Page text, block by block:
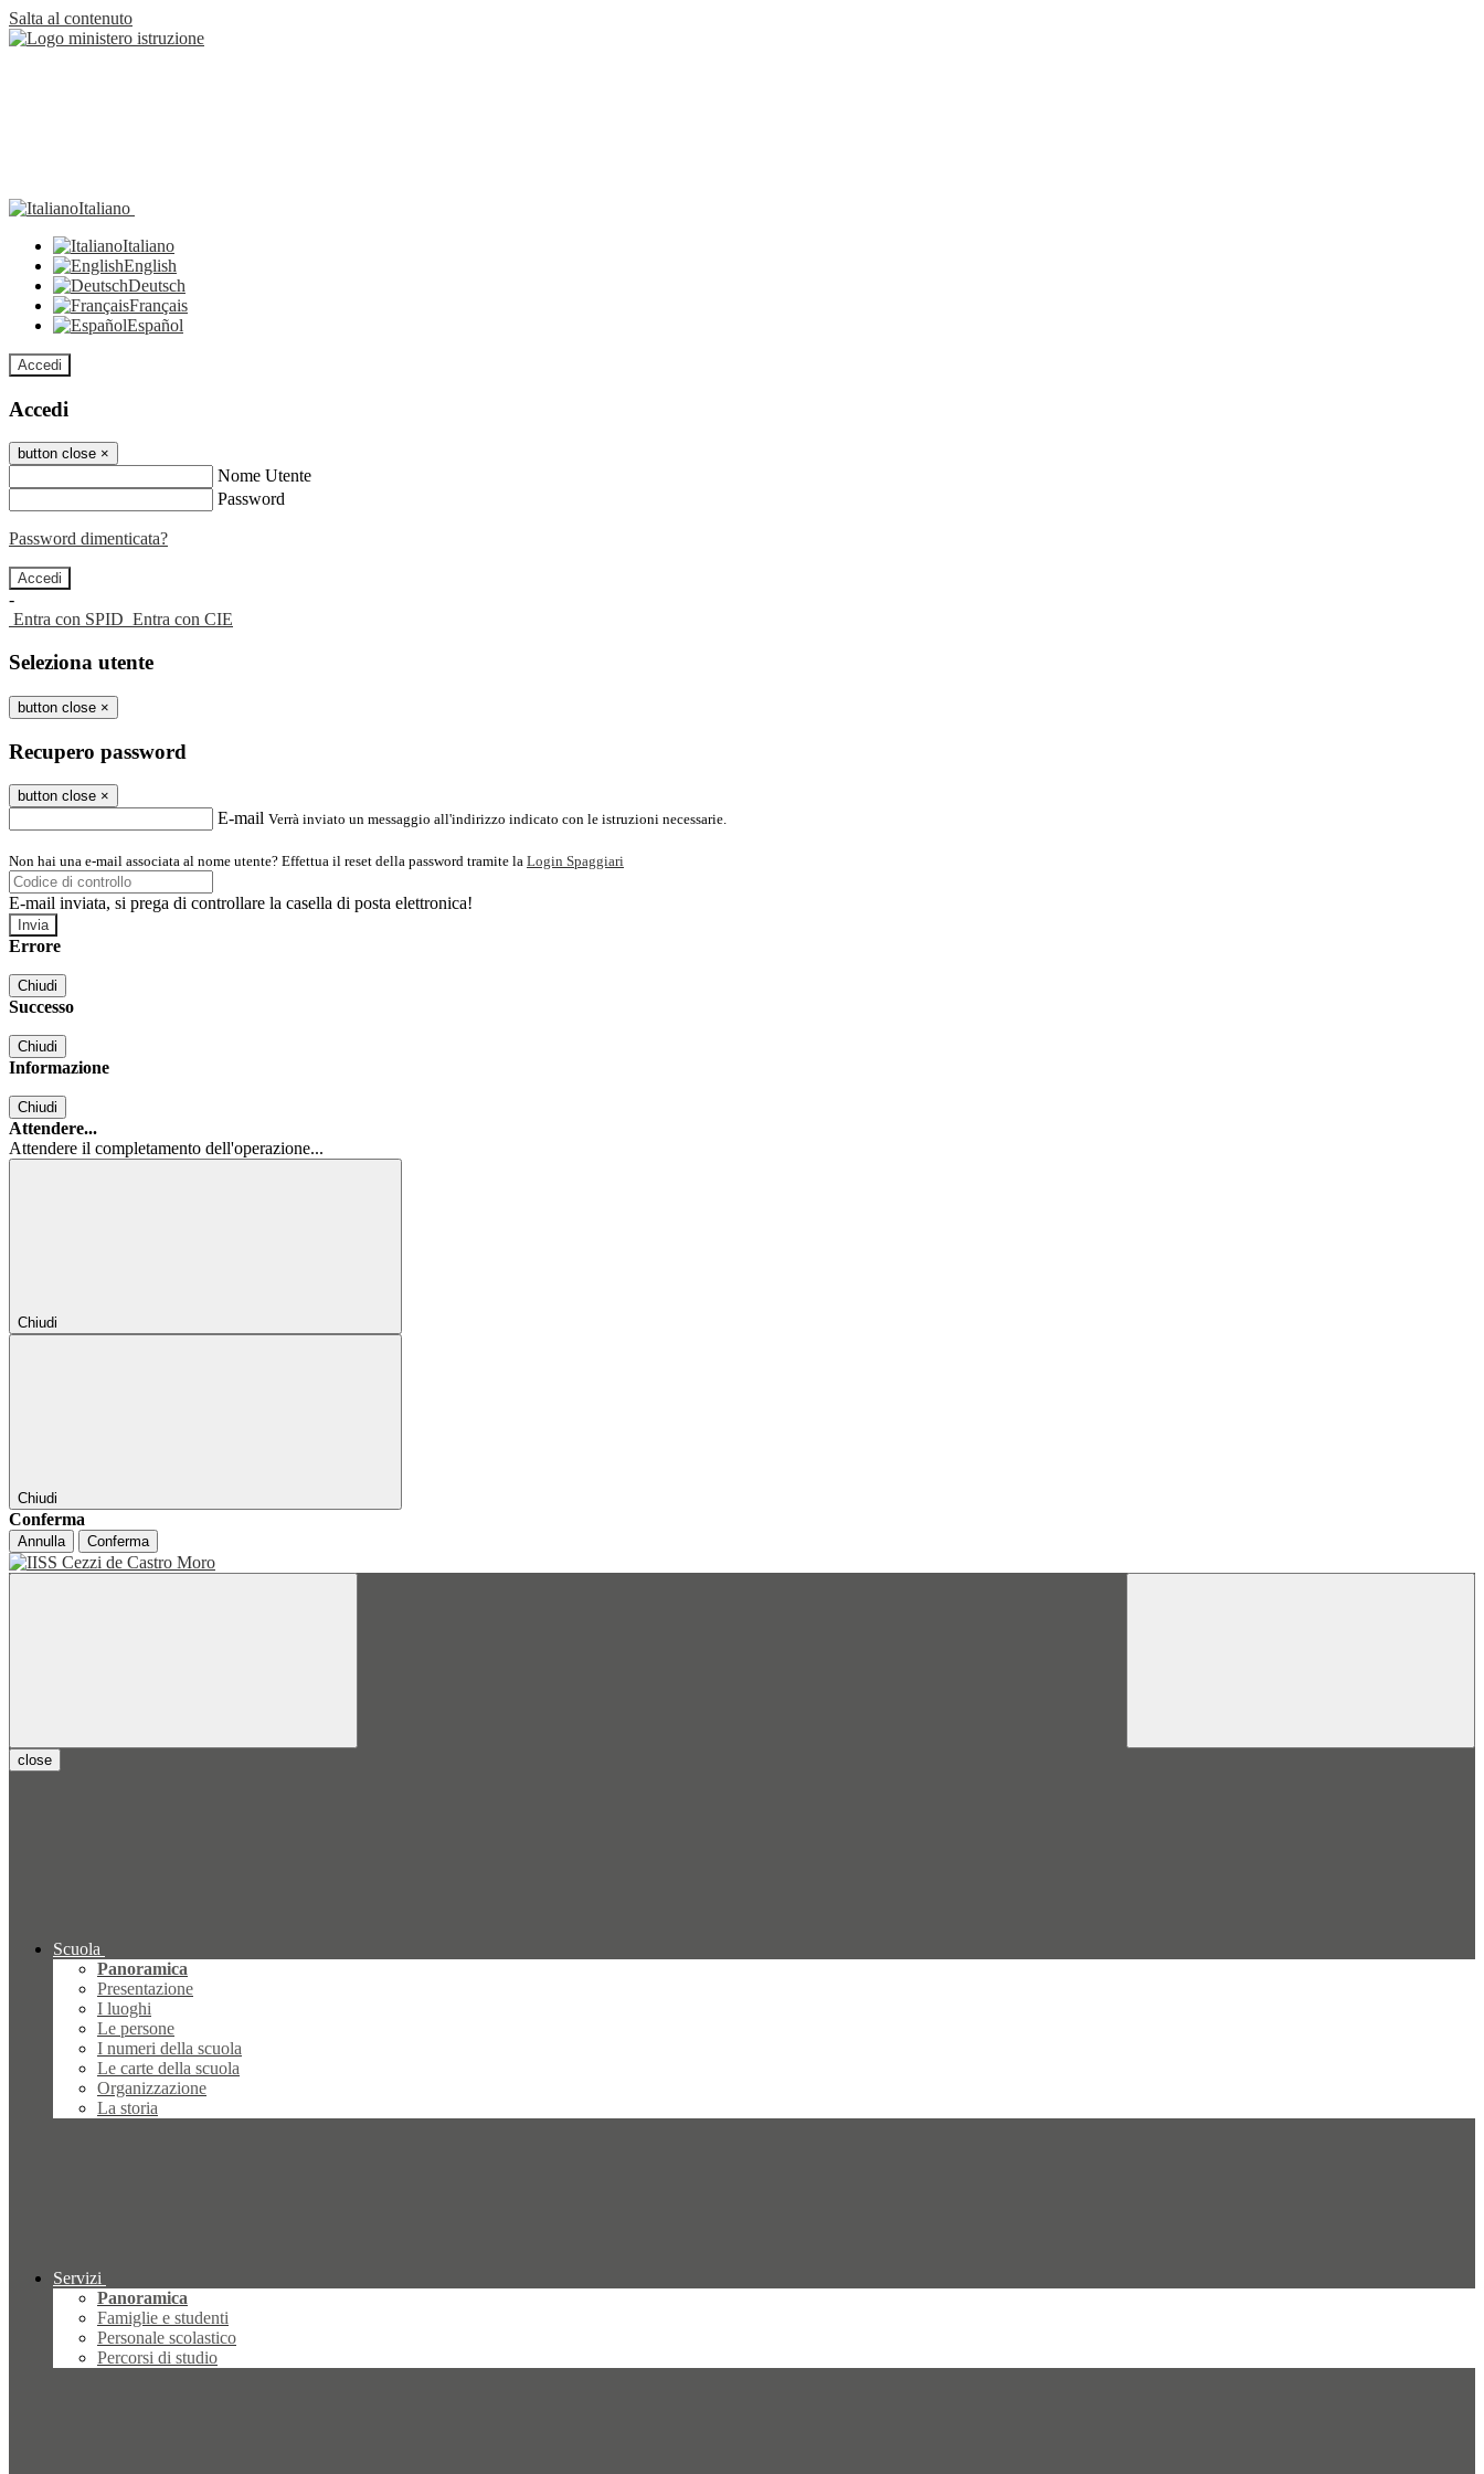
Salta al contenuto
Italiano
Italiano
English
Deutsch
Français
Español
Accedi
Accedi
button close ×
Nome Utente
Password
Password dimenticata?
-
Entra con SPID Entra con CIE
Seleziona utente
button close ×
Recupero password
button close ×
E-mail Verrà inviato un messaggio all'indirizzo indicato con le istruzioni necessarie.
Non hai una e-mail associata al nome utente? Effettua il reset della password tramite la Login Spaggiari
E-mail inviata, si prega di controllare la casella di posta elettronica!
Errore
Chiudi
Successo
Chiudi
Informazione
Chiudi
Attendere...
Attendere il completamento dell'operazione...
Chiudi
Chiudi
Conferma
Annulla Conferma
close
Scuola
Panoramica
Presentazione
I luoghi
Le persone
I numeri della scuola
Le carte della scuola
Organizzazione
La storia
Servizi
Panoramica
Famiglie e studenti
Personale scolastico
Percorsi di studio